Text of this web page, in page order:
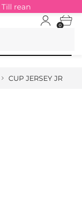
0
Till rean
CUP JERSEY JR